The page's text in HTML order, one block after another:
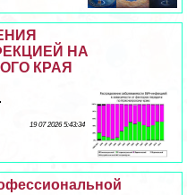
НА
КРАЯ
19 07 2026 5:43:34